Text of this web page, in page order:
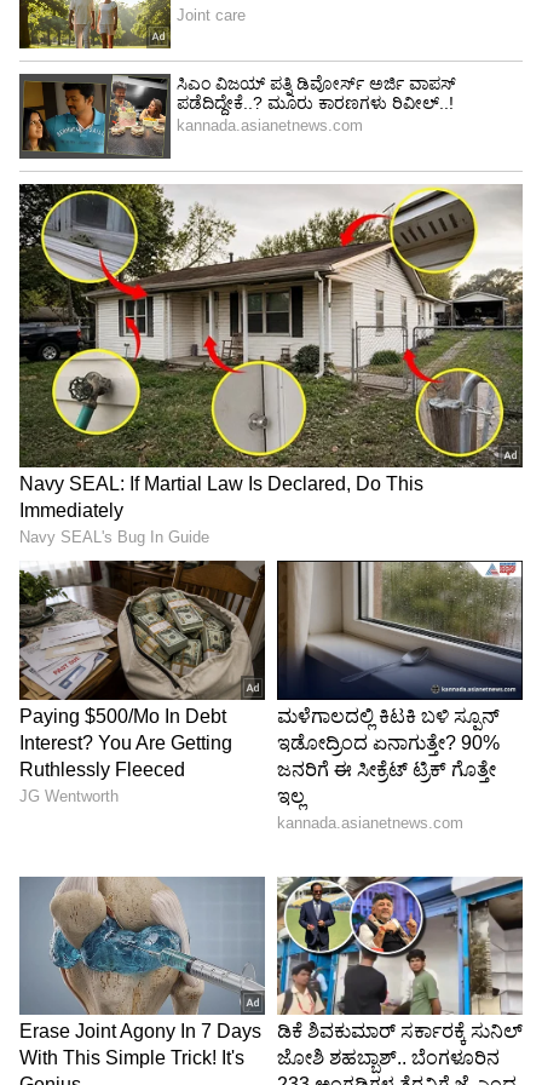
Image Credit :Asianet News
ವೃಶ್ಚಿಕ
ಕೆಲಸ ಮಾಡುವ ಜನರು ಮಾನಸಿಕ ಒತ್ತಡದಲ್ಲಿ ಇಳಿಕೆಯನ್ನು
ಅನುಭವಿಸುತ್ತಾರೆ, ಜೊತೆಗೆ ನೋವು ಕಡಿಮೆಯಾಗುತ್ತಾರೆ.
ಇದಲ್ಲದೆ, ಕಚೇರಿ ಕೆಲಸಗಳು ಸಮಯಕ್ಕೆ ಸರಿಯಾಗಿ
ಪೂರ್ಣಗೊಳ್ಳುತ್ತವೆ. ಈ ಸಮಯದಲ್ಲಿ ಮನೆಯ
ವಾತಾವರಣವು ಅನುಕೂಲಕರವಾಗಿರುತ್ತದೆ.
5
6
Image Credit :Asianet News
ಮಕರ
ಶಿಸ್ತು ಕಾಪಾಡಿಕೊಳ್ಳುವುದರಿಂದ ನಿಮ್ಮ ಇಮೇಜ್
ಸುಧಾರಿಸುತ್ತದೆ. ಕೆಲಸದಲ್ಲಿ ನಿಮ್ಮ ಅಭಿಪ್ರಾಯಗಳನ್ನು
ಪರಿಸ್ಥಿತಿಯೂ ಕುಸಿಯುವುದಿಲ್ಲ. ಆದಾಗ್ಯೂ, ನೀವು ನಿಮ್ಮ
ಆಹಾರ ಪದ್ಧತಿಯನ್ನು ನಿಯಂತ್ರಿಸಿದರೆ ಮಾತ್ರ ನಿಮ್ಮ
ಆರೋಗ್ಯವು ಸುಧಾರಿಸುತ್ತದೆ.